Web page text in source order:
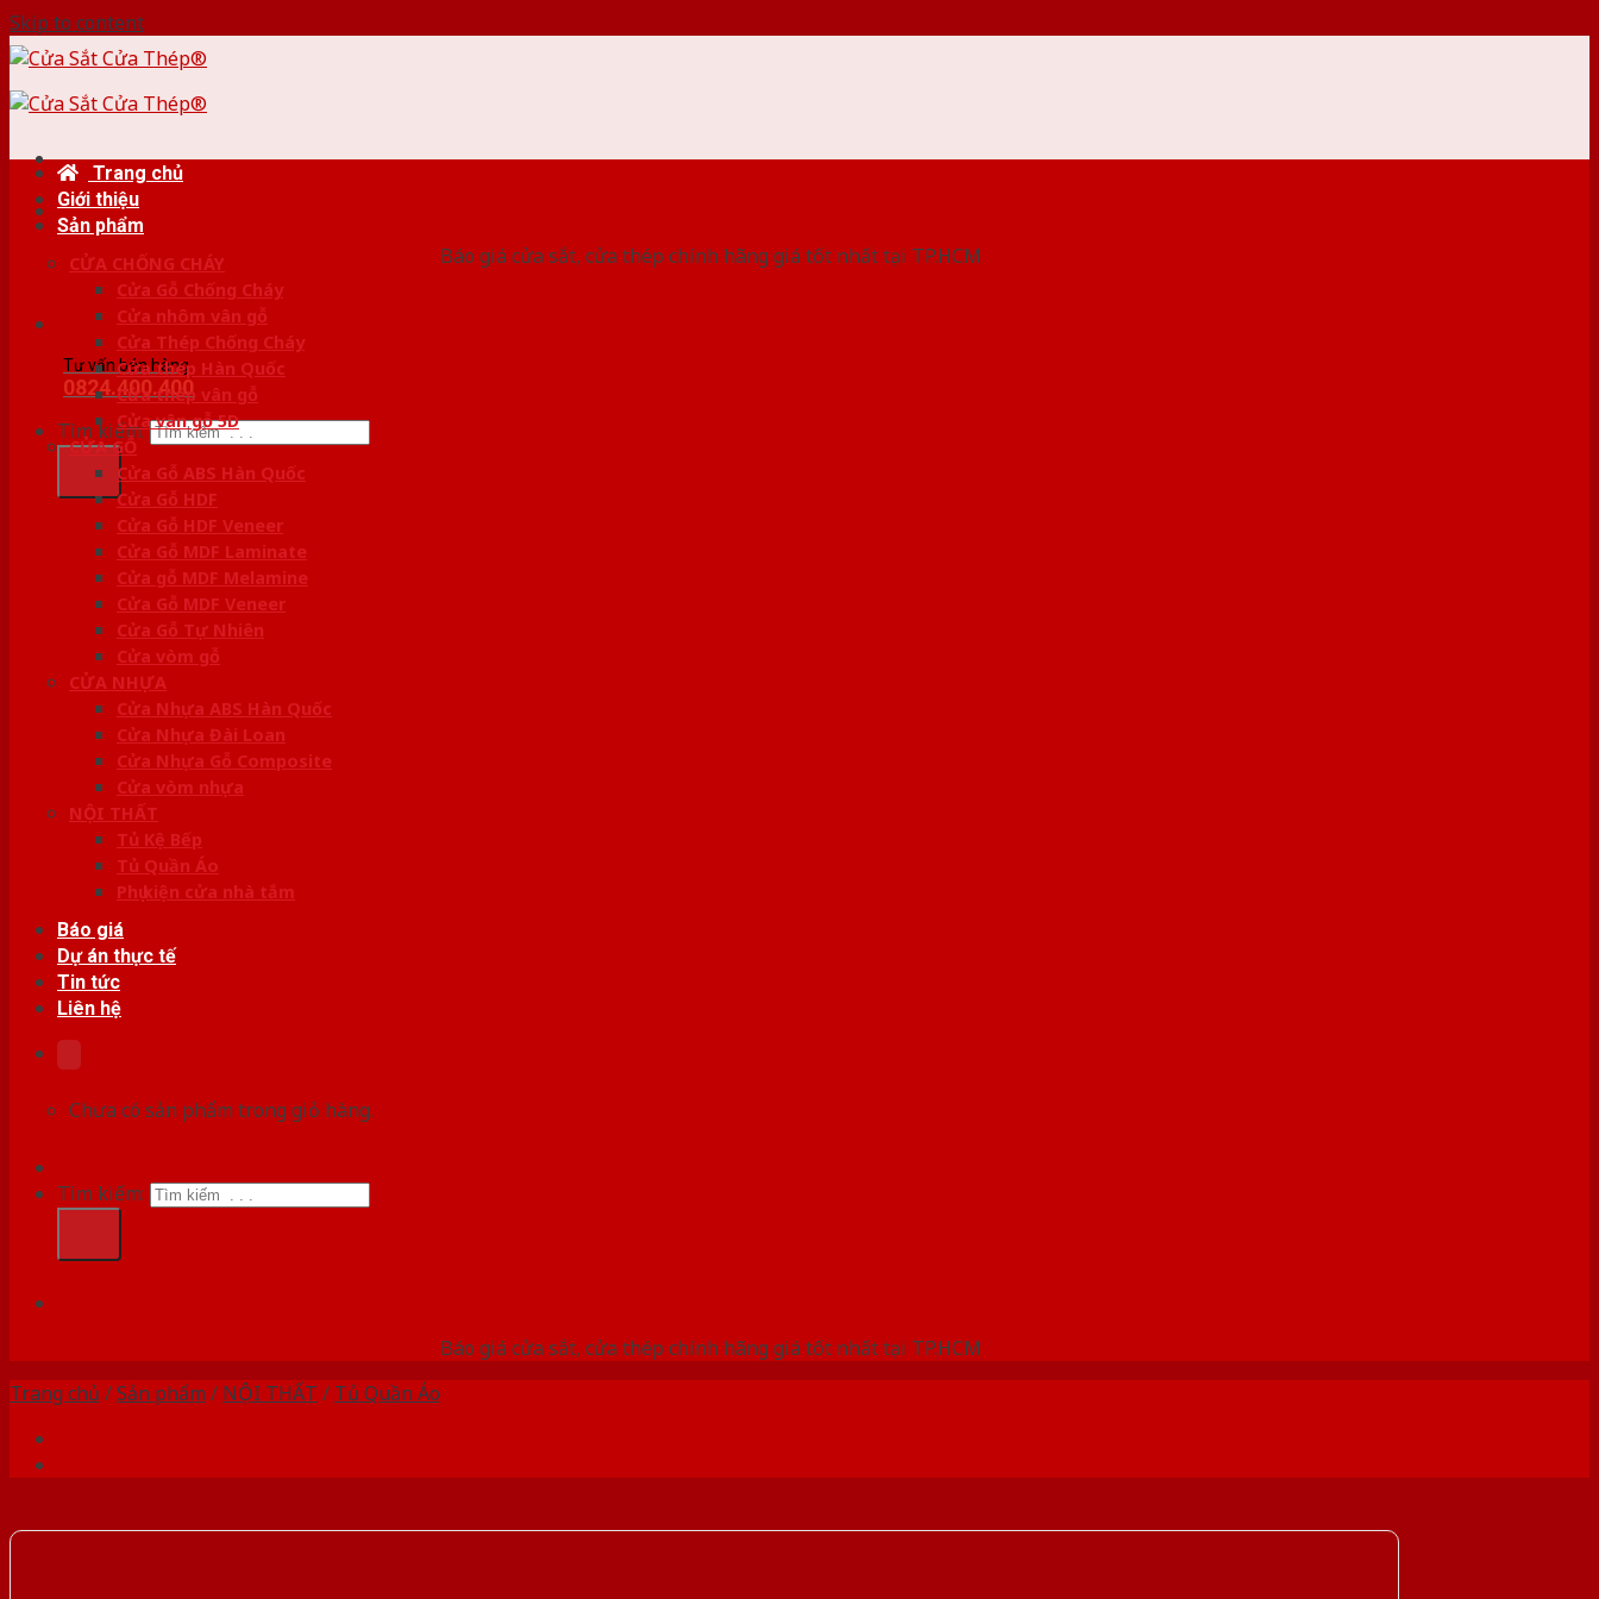
Skip to content
Báo giá cửa sắt, cửa thép chính hãng giá tốt nhất tại TP.HCM
Tư vấn bán hàng
0824.400.400
Tìm kiếm:
Trang chủ
Giới thiệu
Sản phẩm
CỬA CHỐNG CHÁY
Cửa Gỗ Chống Cháy
Cửa nhôm vân gỗ
Cửa Thép Chống Cháy
Cửa thép Hàn Quốc
Cửa thép vân gỗ
Cửa vân gỗ 5D
CỬA GỖ
Cửa Gỗ ABS Hàn Quốc
Cửa Gỗ HDF
Cửa Gỗ HDF Veneer
Cửa Gỗ MDF Laminate
Cửa gỗ MDF Melamine
Cửa Gỗ MDF Veneer
Cửa Gỗ Tự Nhiên
Cửa vòm gỗ
CỬA NHỰA
Cửa Nhựa ABS Hàn Quốc
Cửa Nhựa Đài Loan
Cửa Nhựa Gỗ Composite
Cửa vòm nhựa
NỘI THẤT
Tủ Kệ Bếp
Tủ Quần Áo
Phụ kiện cửa nhà tắm
Báo giá
Dự án thực tế
Tin tức
Liên hệ
Chưa có sản phẩm trong giỏ hàng.
Tìm kiếm:
Báo giá cửa sắt, cửa thép chính hãng giá tốt nhất tại TP.HCM
Trang chủ /Sản phẩm / NỘI THẤT / Tủ Quần Áo